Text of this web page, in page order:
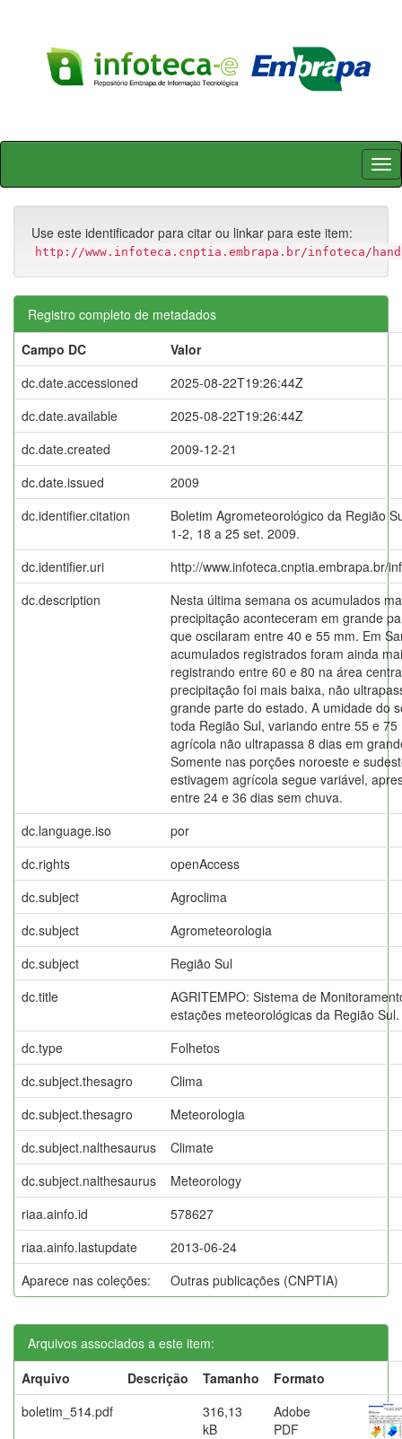
Skip
Use este identificador para citar ou linkar para este item:
http://www.infoteca.cnptia.embrapa.br/infoteca/
Registro completo de metadados
Campo DC
Valor
dc.date.accessioned
2025-08-22T19:26:44Z
dc.date.available
2025-08-22T19:26:44Z
dc.date.created
2009-12-21
dc.date.issued
2009
dc.identifier.citation
Boletim Agrometeorológico da Região
1-2, 18 a 25 set. 2009.
dc.identifier.uri
http://www.infoteca.cnptia.embrapa.br/
dc.description
Nesta última semana os acumulados
precipitação aconteceram em grande
que oscilaram entre 40 e 55 mm. Em
acumulados registrados foram ainda
registrando entre 60 e 80 na área
precipitação foi mais baixa, não
grande parte do estado. A umidade do
toda Região Sul, variando entre 55 e
agrícola não ultrapassa 8 dias em
Somente nas porções noroeste e
estivagem agrícola segue variável,
entre 24 e 36 dias sem chuva.
dc.language.iso
por
dc.rights
openAccess
dc.subject
Agroclima
dc.subject
Agrometeorologia
dc.subject
Região Sul
dc.title
AGRITEMPO: Sistema de
estações meteorológicas da Região Sul.
dc.type
Folhetos
dc.subject.thesagro
Clima
dc.subject.thesagro
Meteorologia
dc.subject.nalthesaurus
Climate
dc.subject.nalthesaurus
Meteorology
riaa.ainfo.id
578627
riaa.ainfo.lastupdate
2013-06-24
Aparece nas coleções:
Outras publicações (CNPTIA)
Arquivos associados a este item:
Arquivo
Descrição Tamanho
Formato
boletim_514.pdf
316,13
kB
Adobe
PDF